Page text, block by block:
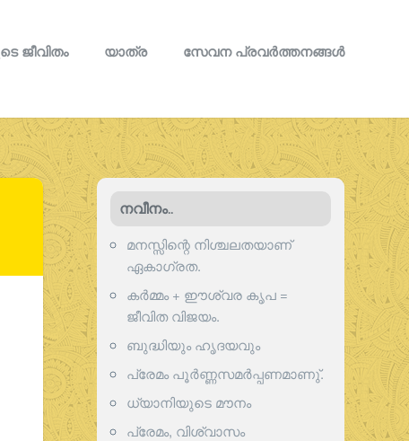
ജീവിതം യാത്ര സേവന പ്രവര്‍ത്തനങ്ങള്‍
നവീനം..
മനസ്സിന്റെ നിശ്ചലതയാണ്
ഏകാഗ്രത.
കർമ്മം + ഈശ്വര കൃപ =
ജീവിത വിജയം.
ബുദ്ധിയും ഹൃദയവും
പ്രേമം പൂര്‍ണ്ണസമര്‍പ്പണമാണു്.
ധ്യാനിയുടെ മൗനം
പ്രേമം, വിശ്വാസം